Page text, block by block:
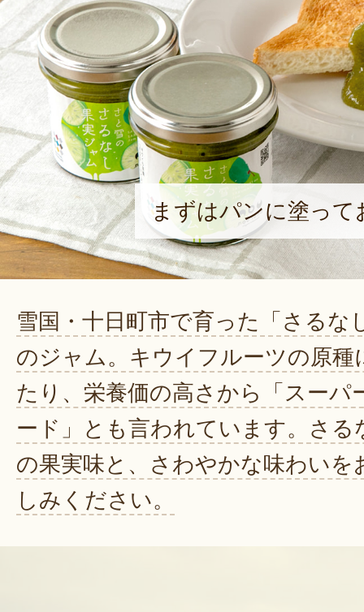
まずはパンに塗って
雪国・十日町市で育った「さるな
のジャム。キウイフルーツの原種
たり、栄養価の高さから「スーパ
ード」とも言われています。さる
の果実味と、さわやかな味わいを
しみください。